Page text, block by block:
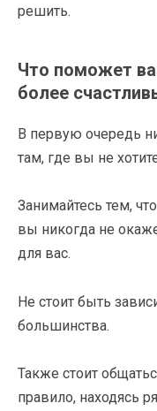
решить.
Что поможет
более
В первую очередь
там, где вы не
Занимайтесь тем,
вы никогда не
для вас.
Не стоит быть
большинства.
Также стоит
правило, находясь